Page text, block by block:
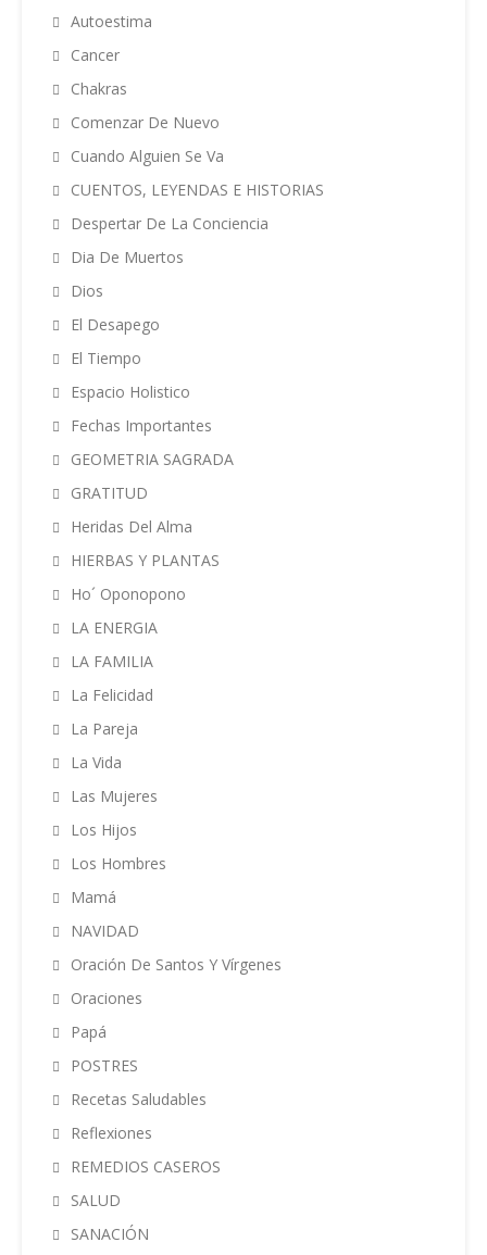
Autoestima
Cancer
Chakras
Comenzar De Nuevo
Cuando Alguien Se Va
CUENTOS, LEYENDAS E HISTORIAS
Despertar De La Conciencia
Dia De Muertos
Dios
El Desapego
El Tiempo
Espacio Holistico
Fechas Importantes
GEOMETRIA SAGRADA
GRATITUD
Heridas Del Alma
HIERBAS Y PLANTAS
Ho´ Oponopono
LA ENERGIA
LA FAMILIA
La Felicidad
La Pareja
La Vida
Las Mujeres
Los Hijos
Los Hombres
Mamá
NAVIDAD
Oración De Santos Y Vírgenes
Oraciones
Papá
POSTRES
Recetas Saludables
Reflexiones
REMEDIOS CASEROS
SALUD
SANACIÓN